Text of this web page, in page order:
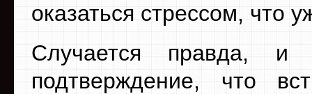
оказаться стрессом, что
Случается правда,
подтверждение, что